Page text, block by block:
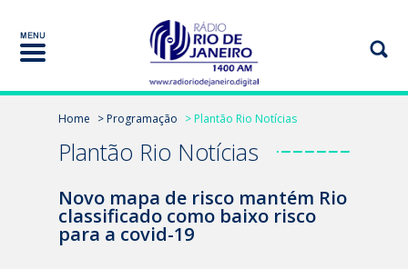
Home > Programação > Plantão Rio Notícias
Plantão Rio Notícias
Novo mapa de risco mantém Rio
classificado como baixo risco
para a covid-19